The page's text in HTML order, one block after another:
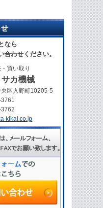
なら
合わせください。
買い取り
カ機械
区入野町10205-5
3762
kikai.co.jp